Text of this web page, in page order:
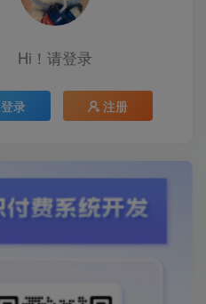
Hi！请登录
登录 注册